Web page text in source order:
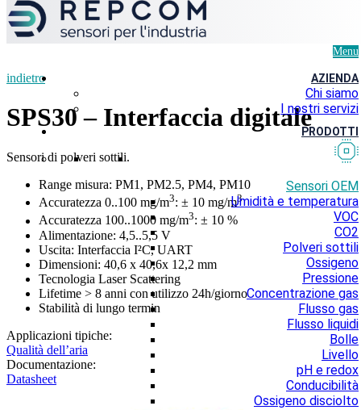
Menu
AZIENDA
Chi siamo
I nostri servizi
PRODOTTI
Sensori OEM
Umidità e temperatura
VOC
CO2
Polveri sottili
Ossigeno
Pressione
Concentrazione gas
Flusso gas
Flusso liquidi
Bolle
Livello
pH e redox
Conducibilità
Ossigeno disciolto
indietro
SPS30 – Interfaccia digitale
Sensori di polveri sottili.
Range misura: PM1, PM2.5, PM4, PM10
Accuratezza 0..100 mg/m3: ± 10 mg/m3
Accuratezza 100..1000 mg/m3: ± 10 %
Alimentazione: 4,5..5,5 V
Uscita: Interfaccia I²C, UART
Dimensioni: 40,6 x 40,6x 12,2 mm
Tecnologia Laser Scattering
Lifetime > 8 anni con utilizzo 24h/giorno
Stabilità di lungo termin
Applicazioni tipiche:
Qualità dell’aria
Documentazione:
Datasheet